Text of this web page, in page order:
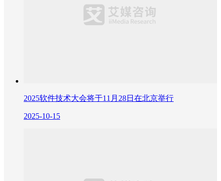
2025软件技术大会将于11月28日在北京举行
2025-10-15